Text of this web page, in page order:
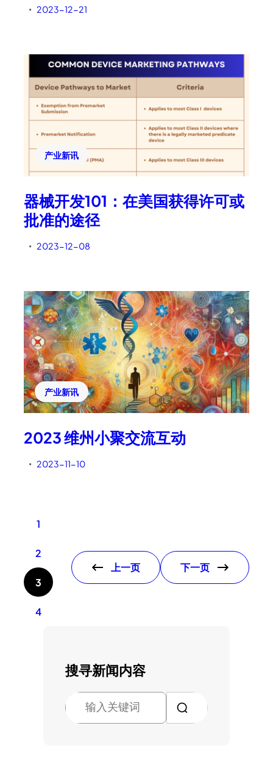
• 2023-12-21
产业新讯
器械开发101：在美国获得许可或
批准的途径
• 2023-12-08
产业新讯
2023 维州小聚交流互动
• 2023-11-10
1
2
3
4
上一页 下一页
搜寻新闻内容